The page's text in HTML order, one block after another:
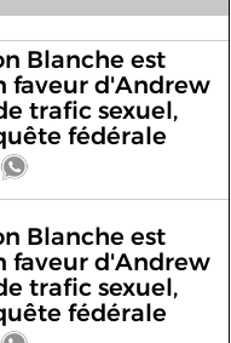
Blanche est
faveur d'Andrew
trafic sexuel,
fédérale
Blanche est
faveur d'Andrew
trafic sexuel,
fédérale